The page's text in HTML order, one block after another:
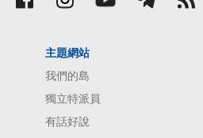
主題網站
我們的島
獨立特派員
有話好說